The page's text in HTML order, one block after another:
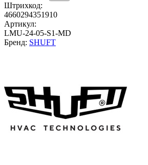
Штрихкод:
4660294351910
Артикул:
LMU-24-05-S1-MD
Бренд: SHUFT